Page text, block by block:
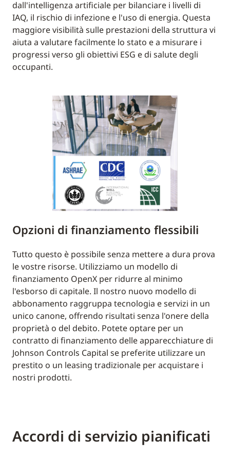
dall'intelligenza artificiale per bilanciare i livelli di
IAQ, il rischio di infezione e l'uso di energia. Questa
maggiore visibilità sulle prestazioni della struttura vi
aiuta a valutare facilmente lo stato e a misurare i
progressi verso gli obiettivi ESG e di salute degli
occupanti.
Opzioni di finanziamento flessibili
Tutto questo è possibile senza mettere a dura prova
le vostre risorse. Utilizziamo un modello di
finanziamento OpenX per ridurre al minimo
l'esborso di capitale. Il nostro nuovo modello di
abbonamento raggruppa tecnologia e servizi in un
unico canone, offrendo risultati senza l'onere della
proprietà o del debito. Potete optare per un
contratto di finanziamento delle apparecchiature di
Johnson Controls Capital se preferite utilizzare un
prestito o un leasing tradizionale per acquistare i
nostri prodotti.
Accordi di servizio pianificati